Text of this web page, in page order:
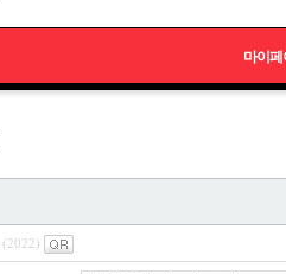
마이페
(2022)